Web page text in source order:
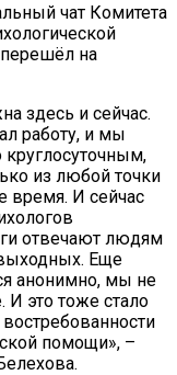
чат Комитета
на
здесь и сейчас.
работу, и мы
круглосуточным,
из любой точки
время. И сейчас
отвечают людям
Еще
анонимно, мы не
это тоже стало
помощи», –